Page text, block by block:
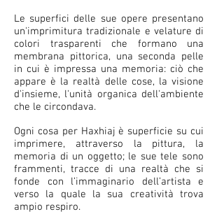
Le superfici delle sue opere presentano
un'imprimitura tradizionale e velature di
colori trasparenti che formano una
membrana pittorica, una seconda pelle
in cui è impressa una memoria: ciò che
appare è la realtà delle cose, la visione
d'insieme, l'unità organica dell'ambiente
che le circondava.
Ogni cosa per Haxhiaj è superficie su cui
imprimere, attraverso la pittura, la
memoria di un oggetto; le sue tele sono
frammenti, tracce di una realtà che si
fonde con l’immaginario dell’artista e
verso la quale la sua creatività trova
ampio respiro.